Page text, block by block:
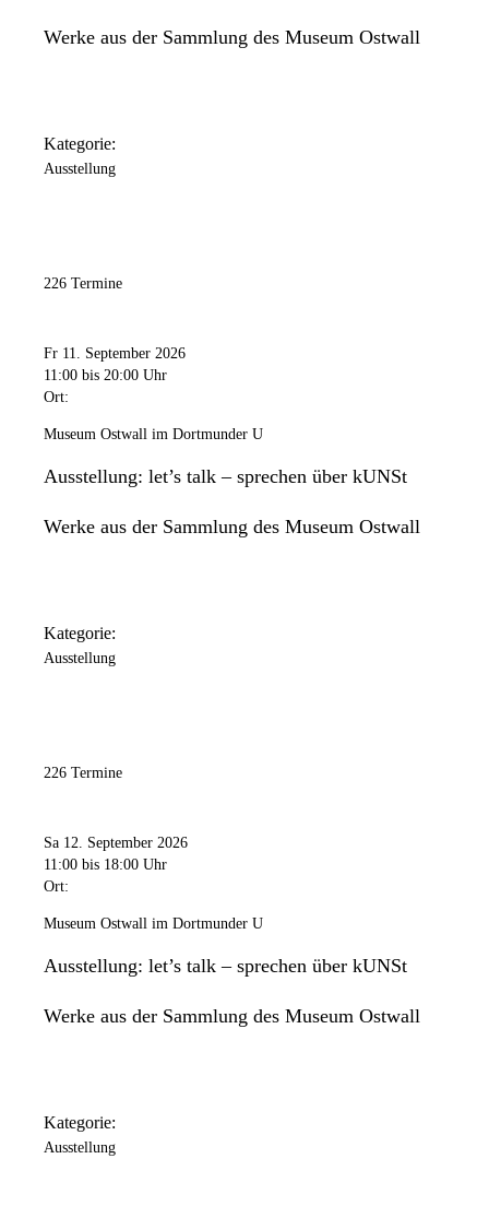
Werke aus der Sammlung des Museum Ostwall
Kategorie:
Ausstellung
226 Termine
Fr 11. September 2026
11:00 bis 20:00 Uhr
Ort:
Museum Ostwall im Dortmunder U
Ausstellung: let’s talk – sprechen über kUNSt
Werke aus der Sammlung des Museum Ostwall
Kategorie:
Ausstellung
226 Termine
Sa 12. September 2026
11:00 bis 18:00 Uhr
Ort:
Museum Ostwall im Dortmunder U
Ausstellung: let’s talk – sprechen über kUNSt
Werke aus der Sammlung des Museum Ostwall
Kategorie:
Ausstellung